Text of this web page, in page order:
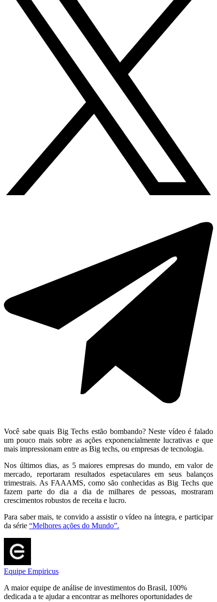
Você sabe quais Big Techs estão bombando? Neste vídeo é falado
um pouco mais sobre as ações exponencialmente lucrativas e que
mais impressionam entre as Big techs, ou empresas de tecnologia.
Nos últimos dias, as 5 maiores empresas do mundo, em valor de
mercado, reportaram resultados espetaculares em seus balanços
trimestrais. As FAAAMS, como são conhecidas as Big Techs que
fazem parte do dia a dia de milhares de pessoas, mostraram
crescimentos robustos de receita e lucro.
Para saber mais, te convido a assistir o vídeo na íntegra, e participar
da série “Melhores ações do Mundo”.
Equipe Empiricus
A maior equipe de análise de investimentos do Brasil, 100%
dedicada a te ajudar a encontrar as melhores oportunidades de